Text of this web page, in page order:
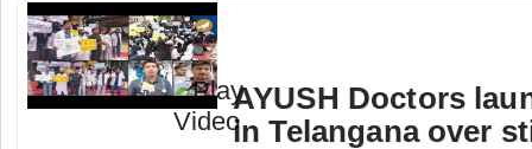
AYUSH Doctors
in Telangana over